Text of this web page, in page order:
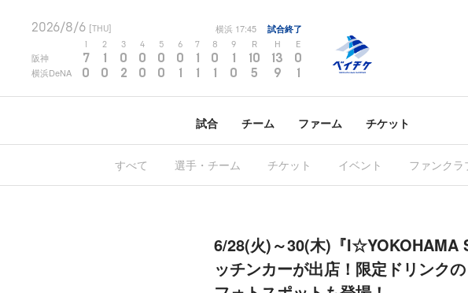
2026/8/6 [THU] 横浜 17:45 試合終了
2 3 4 5 6 7 8 9 R H E
阪神 7 1 0 0 0 0 1 0 1 10 13 0
横浜DeNA 0 0 2 0 0 1 1 1 0 5 9 1
試合 チーム ファーム チケット
すべて 選手・チーム チケット イベント ファンクラ
6/28(火)～30(木)『I☆YOKOHAMA
ッチンカーが出店！限定ドリンク